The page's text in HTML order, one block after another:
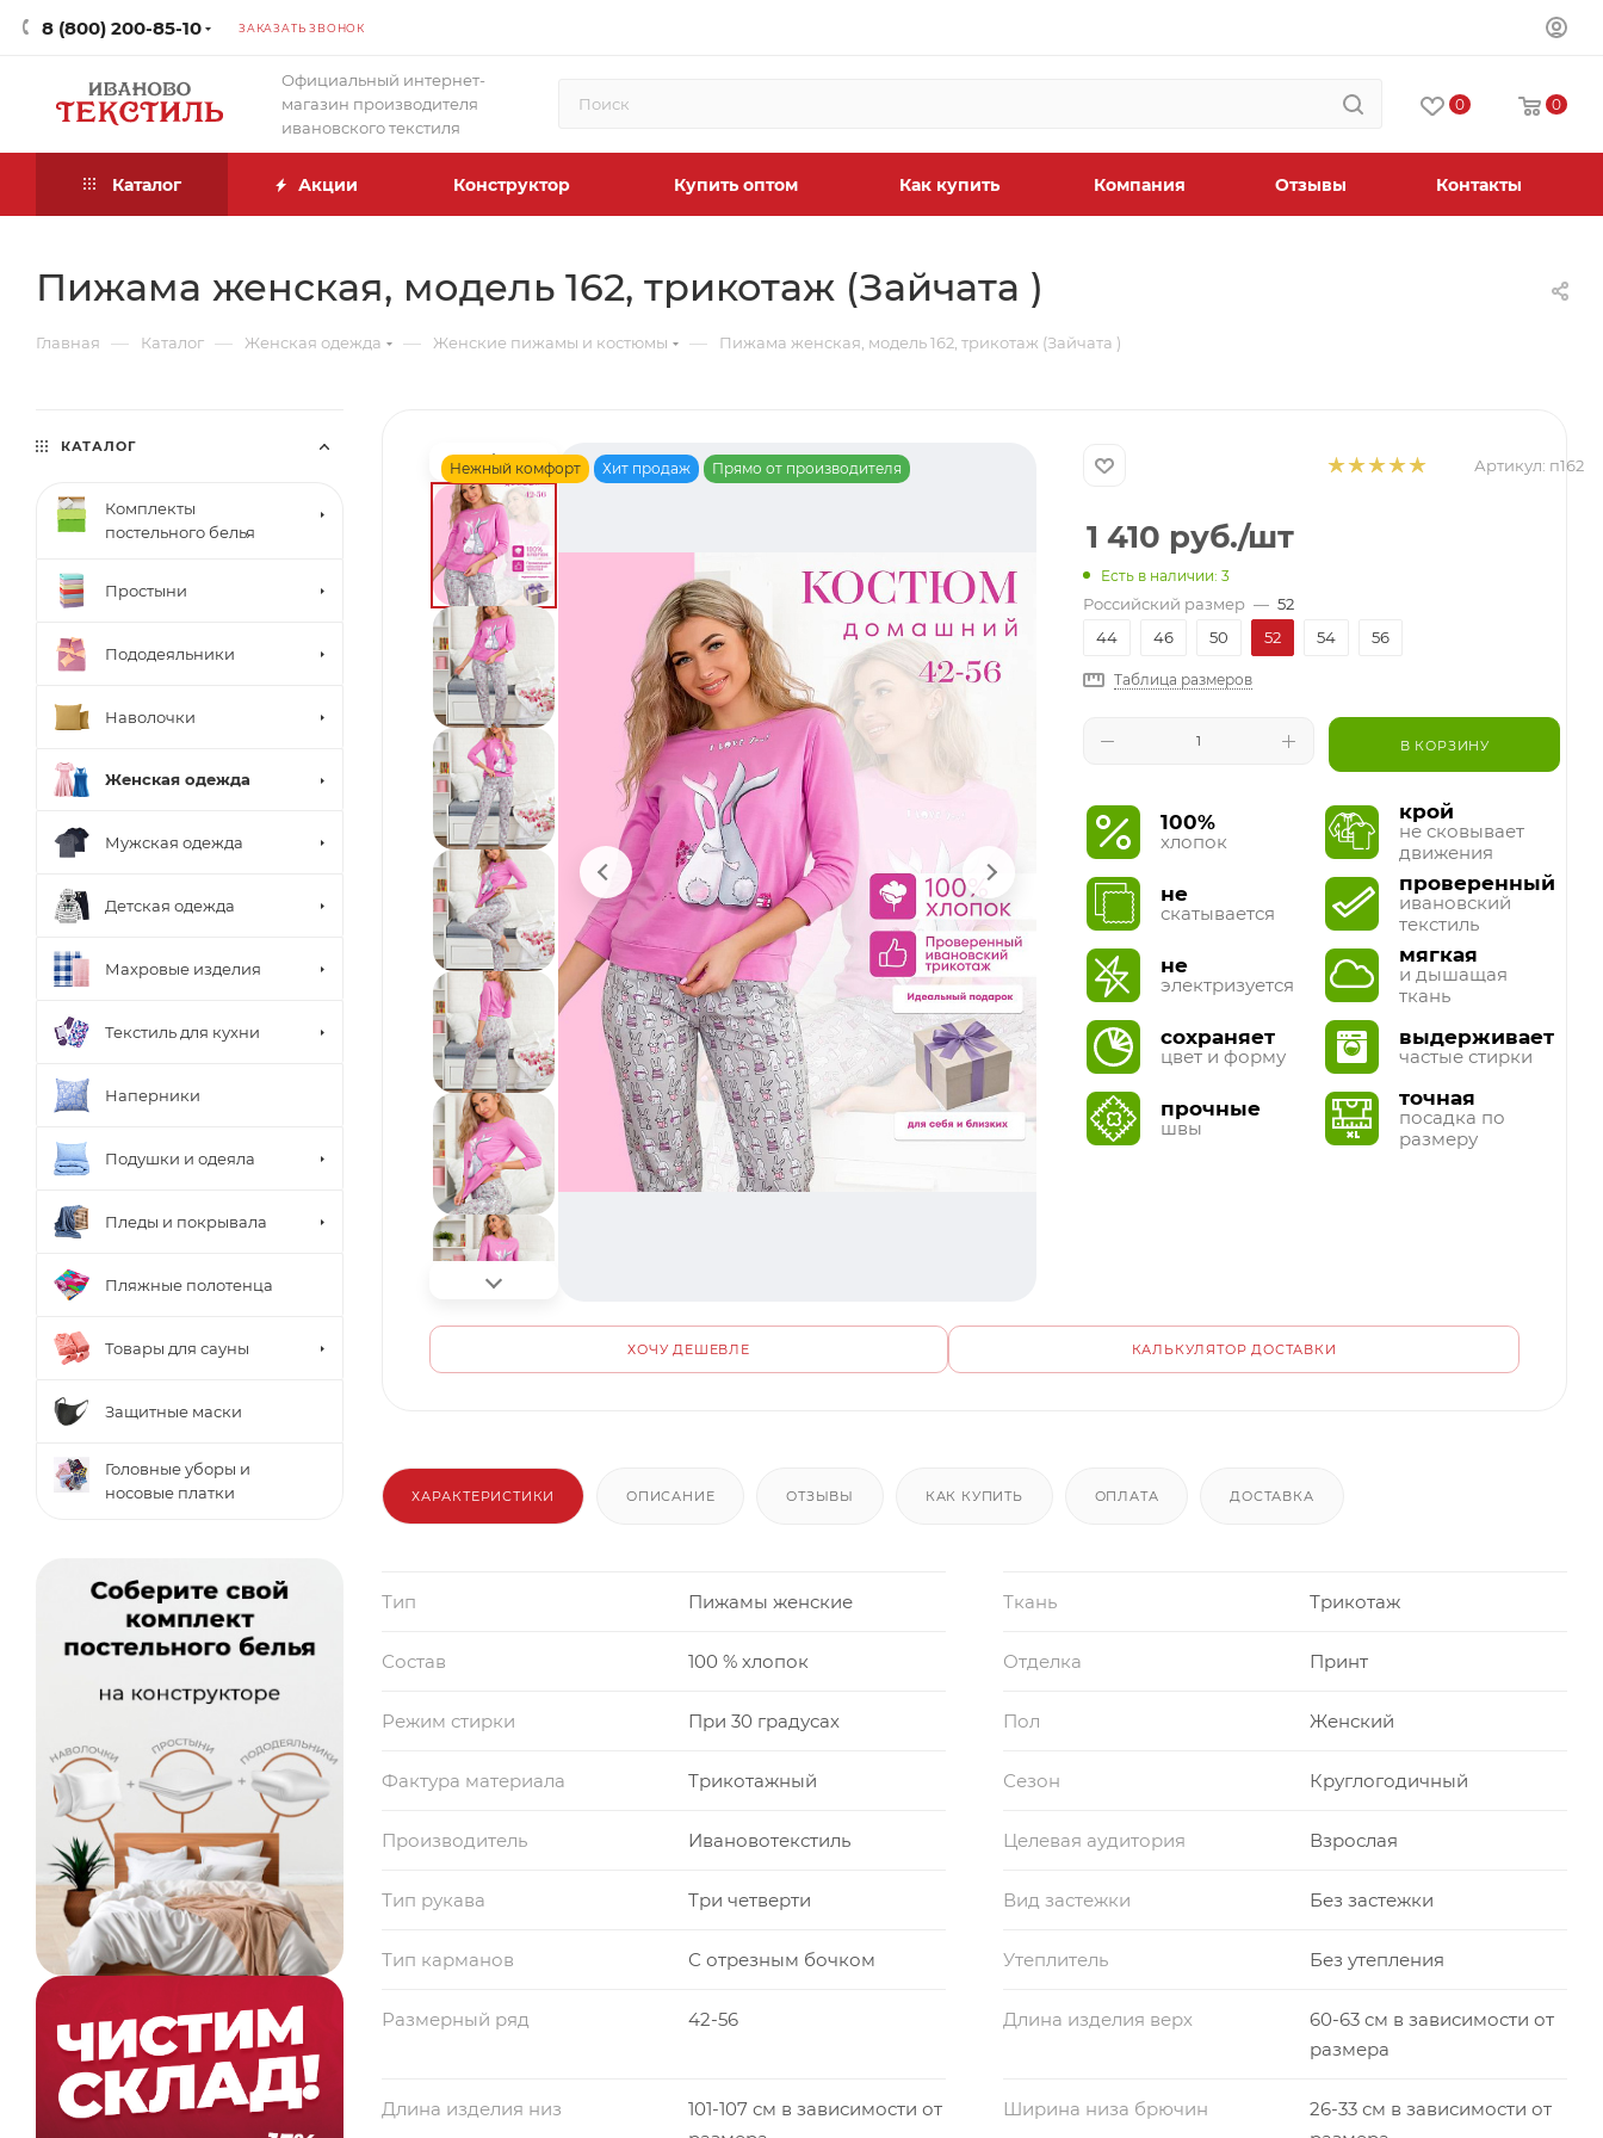
8 (800) 200-85-10 ЗАКАЗАТЬ ЗВОНОК
Официальный интернет-
магазин производителя
ивановского текстиля
0 0
Каталог Акции Конструктор Купить оптом Как купить Компания Отзывы Контакты
Пижама женская, модель 162, трикотаж (Зайчата )
Главная — Каталог — Женская одежда — Женские пижамы и костюмы — Пижама женская, модель 162, трикотаж (Зайчата )
Нежный комфорт Хит продаж Прямо от производителя Артикул: п162
1 410 руб./шт
Есть в наличии: 3
Российский размер — 52
44
46 50 52 54 56
Таблица размеров
В КОРЗИНУ
100%
хлопок
не
скатывается
не
электризуется
сохраняет
цвет и форму
прочные
швы
крой
не сковывает
движения
проверенный
ивановский
текстиль
мягкая
и дышащая
ткань
выдерживает
частые стирки
точная
посадка по
размеру
ХОЧУ ДЕШЕВЛЕ КАЛЬКУЛЯТОР ДОСТАВКИ
ХАРАКТЕРИСТИКИ ОПИСАНИЕ ОТЗЫВЫ КАК КУПИТЬ ОПЛАТА ДОСТАВКА
Тип Пижамы женские Ткань Трикотаж
Состав 100 % хлопок Отделка Принт
Режим стирки При 30 градусах Пол Женский
Фактура материала Трикотажный Сезон Круглогодичный
Производитель Ивановотекстиль Целевая аудитория Взрослая
Тип рукава Три четверти Вид застежки Без застежки
Тип карманов С отрезным бочком Утеплитель Без утепления
Размерный ряд 42-56 Длина изделия верх
60-63 см в зависимости от
размера
Длина изделия низ
101-107 см в зависимости от
Ширина низа брючин
26-33 см в зависимости от
КАТАЛОГ
Комплекты
постельного белья
Простыни
Пододеяльники
Наволочки
Женская одежда
Мужская одежда
Детская одежда
Махровые изделия
Текстиль для кухни
Наперники
Подушки и одеяла
Пледы и покрывала
Пляжные полотенца
Товары для сауны
Защитные маски
Головные уборы и
носовые платки